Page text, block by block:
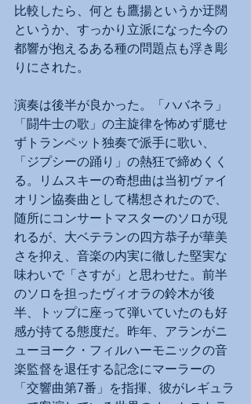
比較したら、何とも鷹揚というか迂闊
というか、すっかり立派になった今の
都響が抱えるある種の問題点も浮き彫
りにされた。
演奏は後半が良かった。「ハバネラ」
「闘牛士の歌」の主旋律を怖めず臆せ
ずトランペット独奏で派手に歌い、
「ジプシーの踊り」の熱狂で締めくく
る。リムスキーの奇想曲は当初ヴァイ
オリン協奏曲として構想されたので、
随所にコンサートマスターのソロが現
れるが、大ベテランの四方恭子が華美
さを抑え、音楽の内実に徹した堅実な
味わいで「さすが」と思わせた。前半
のソロを担ったヴィオラの鈴木が後
半、トップに座って弾いていたのも好
感が持てる態度だ。昨年、アランがニ
ューヨーク・フィルハーモニックの音
楽監督を退任する記念にマーラーの
「交響曲第7番」を指揮、彼がレギュラ